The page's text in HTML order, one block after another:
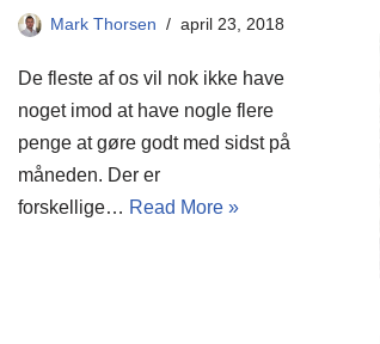
Mark Thorsen april 23, 2018
De fleste af os vil nok ikke have
noget imod at have nogle flere
penge at gøre godt med sidst på
måneden. Der er
forskellige… Read More »